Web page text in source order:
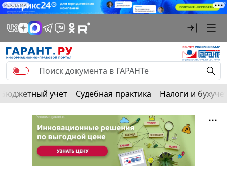
РЕКЛАМА
Бюджетный учет Судебная практика Налоги и